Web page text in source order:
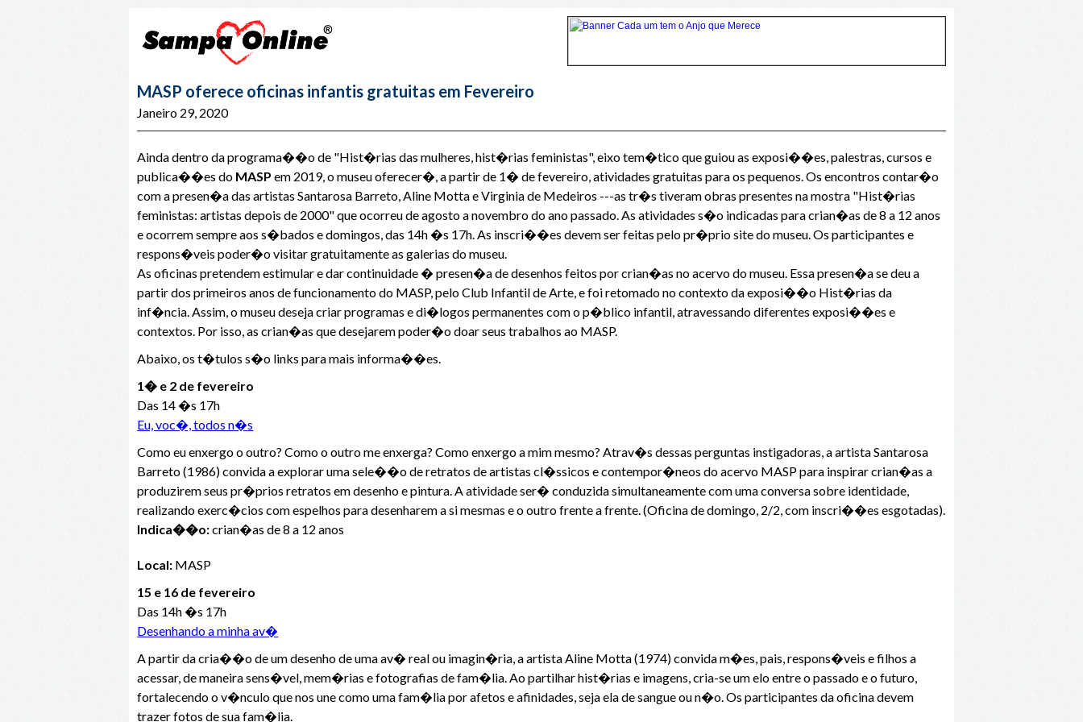
MASP oferece oficinas infantis gratuitas em Fevereiro
Janeiro 29, 2020
Ainda dentro da programa��o de "Hist�rias das mulheres, hist�rias feministas", eixo tem�tico que guiou as exposi��es, palestras, cursos e
publica��es do MASP em 2019, o museu oferecer�, a partir de 1� de fevereiro, atividades gratuitas para os pequenos. Os encontros contar�o
com a presen�a das artistas Santarosa Barreto, Aline Motta e Virginia de Medeiros ---as tr�s tiveram obras presentes na mostra "Hist�rias
feministas: artistas depois de 2000" que ocorreu de agosto a novembro do ano passado. As atividades s�o indicadas para crian�as de 8 a 12 anos
e ocorrem sempre aos s�bados e domingos, das 14h �s 17h. As inscri��es devem ser feitas pelo pr�prio site do museu. Os participantes e
respons�veis poder�o visitar gratuitamente as galerias do museu.
As oficinas pretendem estimular e dar continuidade � presen�a de desenhos feitos por crian�as no acervo do museu. Essa presen�a se deu a
partir dos primeiros anos de funcionamento do MASP, pelo Club Infantil de Arte, e foi retomado no contexto da exposi��o Hist�rias da
inf�ncia. Assim, o museu deseja criar programas e di�logos permanentes com o p�blico infantil, atravessando diferentes exposi��es e
contextos. Por isso, as crian�as que desejarem poder�o doar seus trabalhos ao MASP.
Abaixo, os t�tulos s�o links para mais informa��es.
1� e 2 de fevereiro
Das 14 �s 17h
Eu, voc�, todos n�s
Como eu enxergo o outro? Como o outro me enxerga? Como enxergo a mim mesmo? Atrav�s dessas perguntas instigadoras, a artista Santarosa
Barreto (1986) convida a explorar uma sele��o de retratos de artistas cl�ssicos e contempor�neos do acervo MASP para inspirar crian�as a
produzirem seus pr�prios retratos em desenho e pintura. A atividade ser� conduzida simultaneamente com uma conversa sobre identidade,
realizando exerc�cios com espelhos para desenharem a si mesmas e o outro frente a frente. (Oficina de domingo, 2/2, com inscri��es esgotadas).
Indica��o:crian�as de 8 a 12 anos
Local: MASP
15 e 16 de fevereiro
Das 14h �s 17h
Desenhando a minha av�
A partir da cria��o de um desenho de uma av� real ou imagin�ria, a artista Aline Motta (1974) convida m�es, pais, respons�veis e filhos a
acessar, de maneira sens�vel, mem�rias e fotografias de fam�lia. Ao partilhar hist�rias e imagens, cria-se um elo entre o passado e o futuro,
fortalecendo o v�nculo que nos une como uma fam�lia por afetos e afinidades, seja ela de sangue ou n�o. Os participantes da oficina devem
trazer fotos de sua fam�lia.